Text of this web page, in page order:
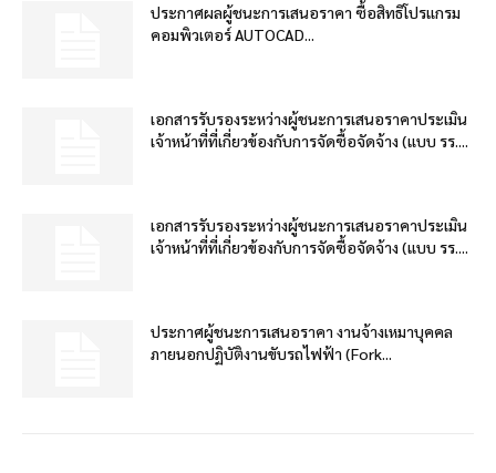
ประกาศผลผู้ชนะการเสนอราคา ซื้อสิทธิโปรแกรม
คอมพิวเตอร์ AUTOCAD...
เอกสารรับรองระหว่างผู้ชนะการเสนอราคาประเมิน
เจ้าหน้าที่ที่เกี่ยวข้องกับการจัดซื้อจัดจ้าง (แบบ รร....
เอกสารรับรองระหว่างผู้ชนะการเสนอราคาประเมิน
เจ้าหน้าที่ที่เกี่ยวข้องกับการจัดซื้อจัดจ้าง (แบบ รร....
ประกาศผู้ชนะการเสนอราคา งานจ้างเหมาบุคคล
ภายนอกปฏิบัติงานขับรถไฟฟ้า (Fork...